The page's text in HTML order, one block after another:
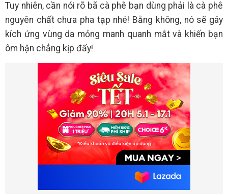
Tuy nhiên, cần nói rõ bã cà phê bạn dùng phải là cà phê
nguyên chất chưa pha tạp nhé! Bằng không, nó sẽ gây
kích ứng vùng da mỏng manh quanh mắt và khiến bạn
ôm hận chẳng kịp đấy!